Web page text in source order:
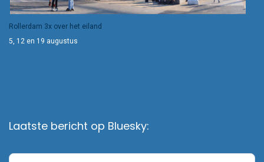
Rollerdam 3x over het eiland
5, 12 en 19 augustus
Laatste bericht op Bluesky: